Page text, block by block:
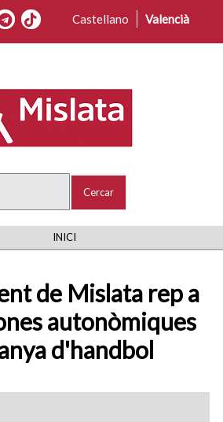
Castellano Valencià
FIL
INICI
de Mislata rep a
autonòmiques
d'handbol